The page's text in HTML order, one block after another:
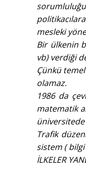
mesleki
Bir ülkenin
vb) verdiği
Çünkü
olamaz.
1986 da
matematik
üniversitede
Trafik
sistem ( bilgi
İLKELER